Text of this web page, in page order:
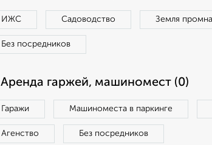
ИЖС Садоводство Земля
Без посредников
Аренда гаржей, машиномест (0)
Гаражи Машиноместа в паркинге
Агенство Без посредников